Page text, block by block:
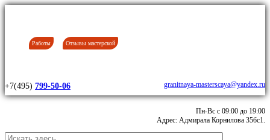
Работы Отзывы мастерской
+7(495) 799-50-06 granitnaya-masterscaya@yandex.ru
Пн-Вс с 09:00 до 19:00
Адрес: Адмирала Корнилова 35бс1.